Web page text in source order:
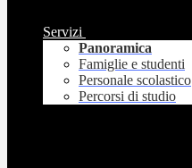
Servizi
Panoramica
Famiglie e studenti
Personale scolastico
Percorsi di studio